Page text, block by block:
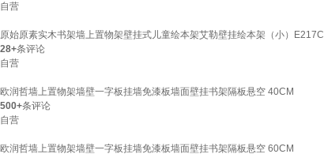
自营
原始原素实木书架墙上置物架壁挂式儿童绘本架艾勒壁挂绘本架（小）E217C
28+条评论
自营
欧润哲墙上置物架墙壁一字板挂墙免漆板墙面壁挂书架隔板悬空 40CM
500+条评论
自营
欧润哲墙上置物架墙壁一字板挂墙免漆板墙面壁挂书架隔板悬空 60CM